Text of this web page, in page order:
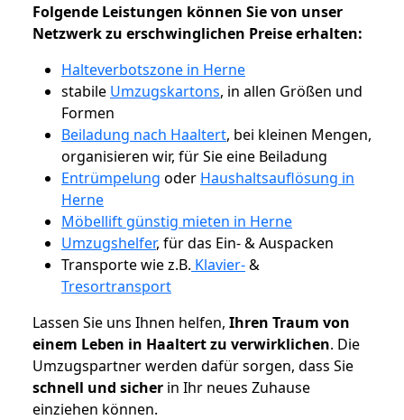
Folgende Leistungen können Sie von unser
Netzwerk zu erschwinglichen Preise erhalten:
Halteverbotszone in Herne
stabile Umzugskartons, in allen Größen und
Formen
Beiladung nach Haaltert, bei kleinen Mengen,
organisieren wir, für Sie eine Beiladung
Entrümpelung oder Haushaltsauflösung in
Herne
Möbellift günstig mieten in Herne
Umzugshelfer, für das Ein- & Auspacken
Transporte wie z.B. Klavier-&
Tresortransport
Lassen Sie uns Ihnen helfen, Ihren Traum von
einem Leben in Haaltert zu verwirklichen. Die
Umzugspartner werden dafür sorgen, dass Sie
schnell und sicher in Ihr neues Zuhause
einziehen können.